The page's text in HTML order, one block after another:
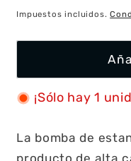
habitual
de
Impuestos incluidos.
¡Sólo hay 1
La bomba de